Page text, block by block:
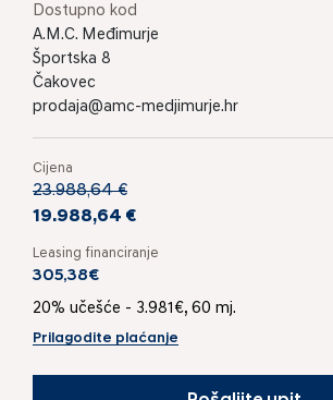
Dostupno kod
A.M.C. Međimurje
Športska 8
Čakovec
prodaja@amc-medjimurje.hr
Cijena
23.988,64 €
19.988,64 €
Leasing financiranje
305,38€
20% učešće - 3.981€, 60 mj.
Prilagodite plaćanje